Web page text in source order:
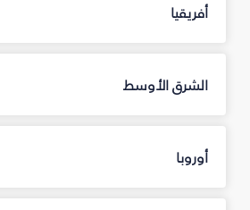
أفريقيا
الشرق الأوسط
أوروبا